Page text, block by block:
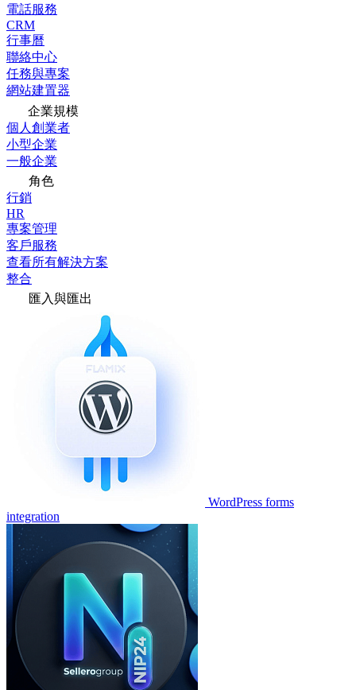
電話服務
CRM
行事曆
聯絡中心
任務與專案
網站建置器
企業規模
個人創業者
小型企業
一般企業
角色
行銷
HR
專案管理
客戶服務
查看所有解決方案
整合
匯入與匯出
WordPress forms
integration